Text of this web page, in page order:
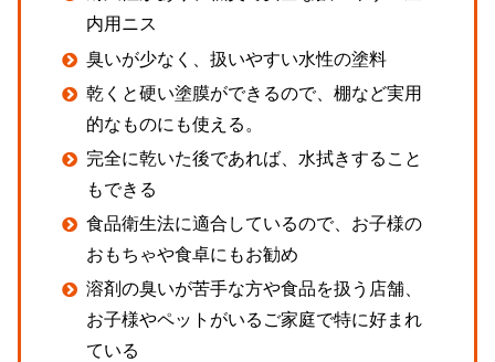
内用ニス
臭いが少なく、扱いやすい水性の塗料
乾くと硬い塗膜ができるので、棚など実用
的なものにも使える。
完全に乾いた後であれば、水拭きすること
もできる
食品衛生法に適合しているので、お子様の
おもちゃや食卓にもお勧め
溶剤の臭いが苦手な方や食品を扱う店舗、
お子様やペットがいるご家庭で特に好まれ
ている